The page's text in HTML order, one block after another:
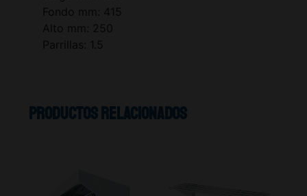
Fondo mm: 415
Alto mm: 250
Parrillas: 1.5
Productos relacionados